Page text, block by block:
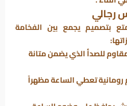
رجالي
بتصميم يجمع بين الفخامة
للصدأ الذي يضمن متانة
رومانية تعطي الساعة مظهراً